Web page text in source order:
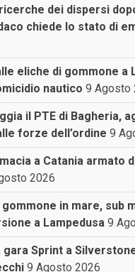
dei dispersi
chiede lo stato di
eliche di gommone a
nautico 9 Agosto
il PTE di Bagheria,
forze dell’ordine 9
a Catania armato
2026
in mare, sub
a Lampedusa 9
gara Sprint a
9 Agosto 2026